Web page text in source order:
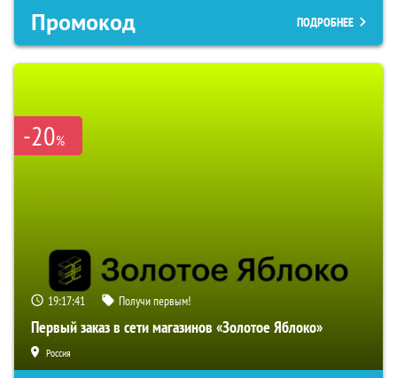
Промокод ПОДРОБНЕЕ
-20%
19:17:41 Получи первым!
Первый заказ в сети магазинов «Золотое Яблоко»
Россия